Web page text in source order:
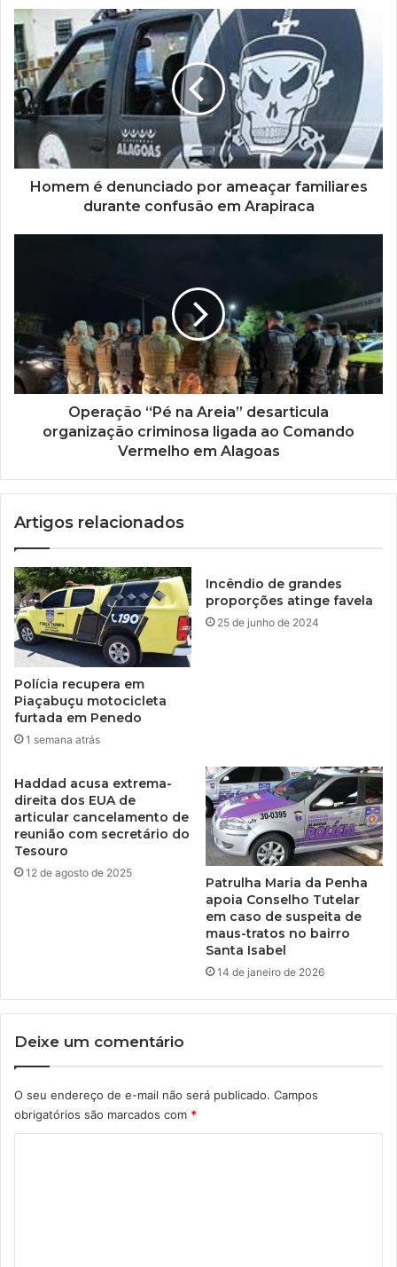
Homem é denunciado por ameaçar familiares
durante confusão em Arapiraca
Operação “Pé na Areia” desarticula
organização criminosa ligada ao Comando
Vermelho em Alagoas
Artigos relacionados
Polícia recupera em
Piaçabuçu motocicleta
furtada em Penedo
1 semana atrás
Incêndio de grandes
proporções atinge favela
25 de junho de 2024
Haddad acusa extrema-
direita dos EUA de
articular cancelamento de
reunião com secretário do
Tesouro
12 de agosto de 2025
Patrulha Maria da Penha
apoia Conselho Tutelar
em caso de suspeita de
maus-tratos no bairro
Santa Isabel
14 de janeiro de 2026
Deixe um comentário
O seu endereço de e-mail não será publicado. Campos
obrigatórios são marcados com *